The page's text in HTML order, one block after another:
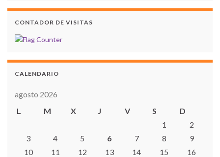
CONTADOR DE VISITAS
CALENDARIO
agosto 2026
L
M X J V S
D
1
2
3
4 5 6 7 8
9
10
11 12 13 14 15
16